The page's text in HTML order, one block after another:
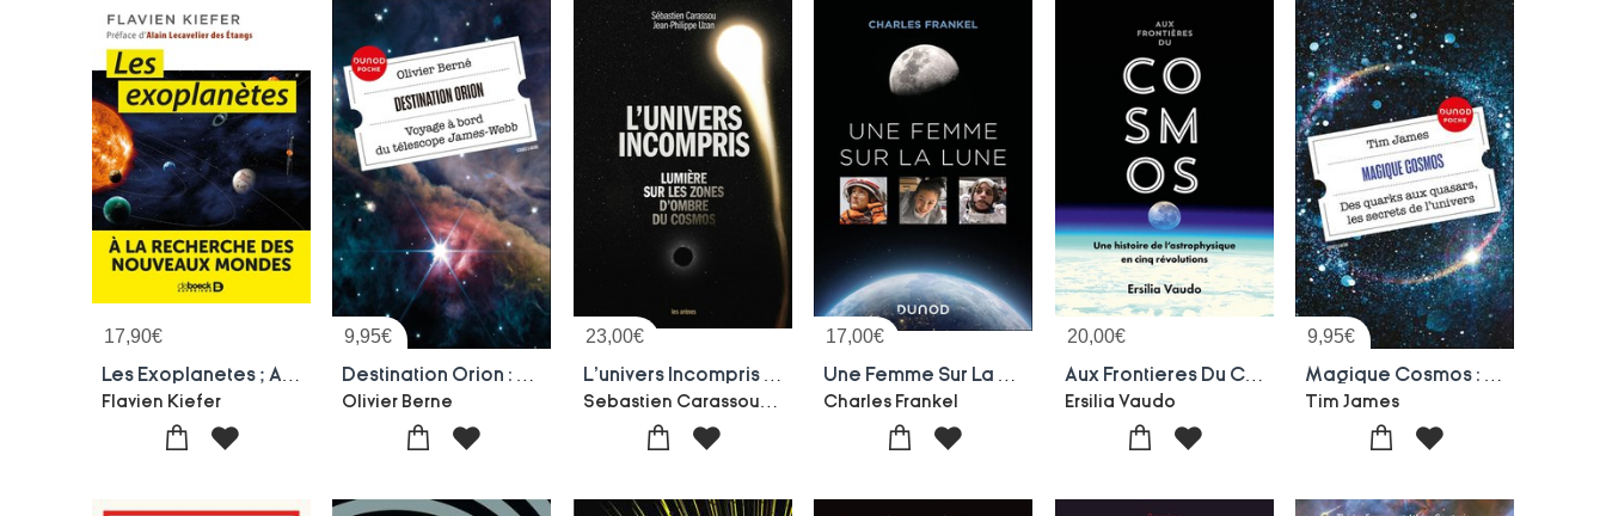
17,90€
Flavien Kiefer
9,95€
Olivier Berne
23,00€ 17,00€
Charles Frankel
20,00€
Aux Frontieres Du Cosmos : Une Histoire De L'astrophysique En Cinq Revolutions
Ersilia Vaudo
9,95€
Tim James